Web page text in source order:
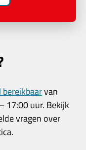
van
17:00 uur. Bekijk
vragen over